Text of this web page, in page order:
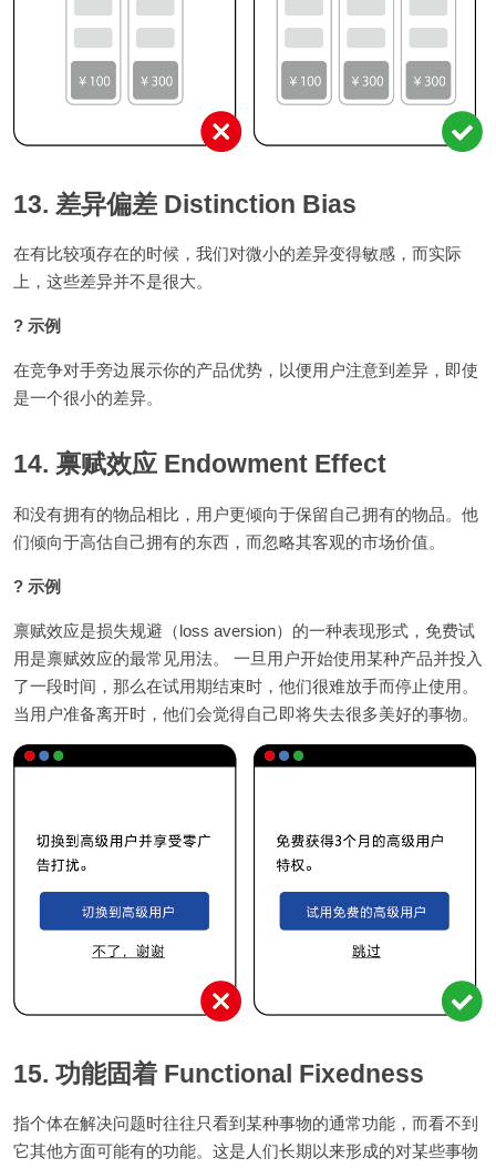
13. 差异偏差 Distinction Bias
在有比较项存在的时候，我们对微小的差异变得敏感，而实际
上，这些差异并不是很大。
? 示例
在竞争对手旁边展示你的产品优势，以便用户注意到差异，即使
是一个很小的差异。
14. 禀赋效应 Endowment Effect
和没有拥有的物品相比，用户更倾向于保留自己拥有的物品。他
们倾向于高估自己拥有的东西，而忽略其客观的市场价值。
? 示例
禀赋效应是损失规避（loss aversion）的一种表现形式，免费试
用是禀赋效应的最常见用法。 一旦用户开始使用某种产品并投入
了一段时间，那么在试用期结束时，他们很难放手而停止使用。
当用户准备离开时，他们会觉得自己即将失去很多美好的事物。
15. 功能固着 Functional Fixedness
指个体在解决问题时往往只看到某种事物的通常功能，而看不到
它其他方面可能有的功能。这是人们长期以来形成的对某些事物